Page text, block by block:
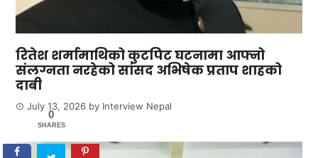
रितेश शर्मामाथिको कुटपिट घटनामा आफ्नो
संलग्नता नरहेको सांसद अभिषेक प्रताप शाहको
दाबी
July 13, 2026 by Interview Nepal
0
SHARES